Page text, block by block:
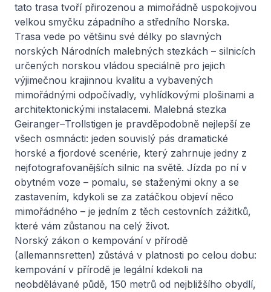
tato trasa tvoří přirozenou a mimořádně uspokojivou
velkou smyčku západního a středního Norska.
Trasa vede po většinu své délky po slavných
norských Národních malebných stezkách – silnicích
určených norskou vládou speciálně pro jejich
výjimečnou krajinnou kvalitu a vybavených
mimořádnými odpočívadly, vyhlídkovými plošinami a
architektonickými instalacemi. Malebná stezka
Geiranger–Trollstigen je pravděpodobně nejlepší ze
všech osmnácti: jeden souvislý pás dramatické
horské a fjordové scenérie, který zahrnuje jedny z
nejfotografovanějších silnic na světě. Jízda po ní v
obytném voze – pomalu, se staženými okny a se
zastavením, kdykoli se za zatáčkou objeví něco
mimořádného – je jedním z těch cestovních zážitků,
které vám zůstanou na celý život.
Norský zákon o kempování v přírodě
(allemannsretten) zůstává v platnosti po celou dobu:
kempování v přírodě je legální kdekoli na
neobdělávané půdě, 150 metrů od nejbližšího obydlí,